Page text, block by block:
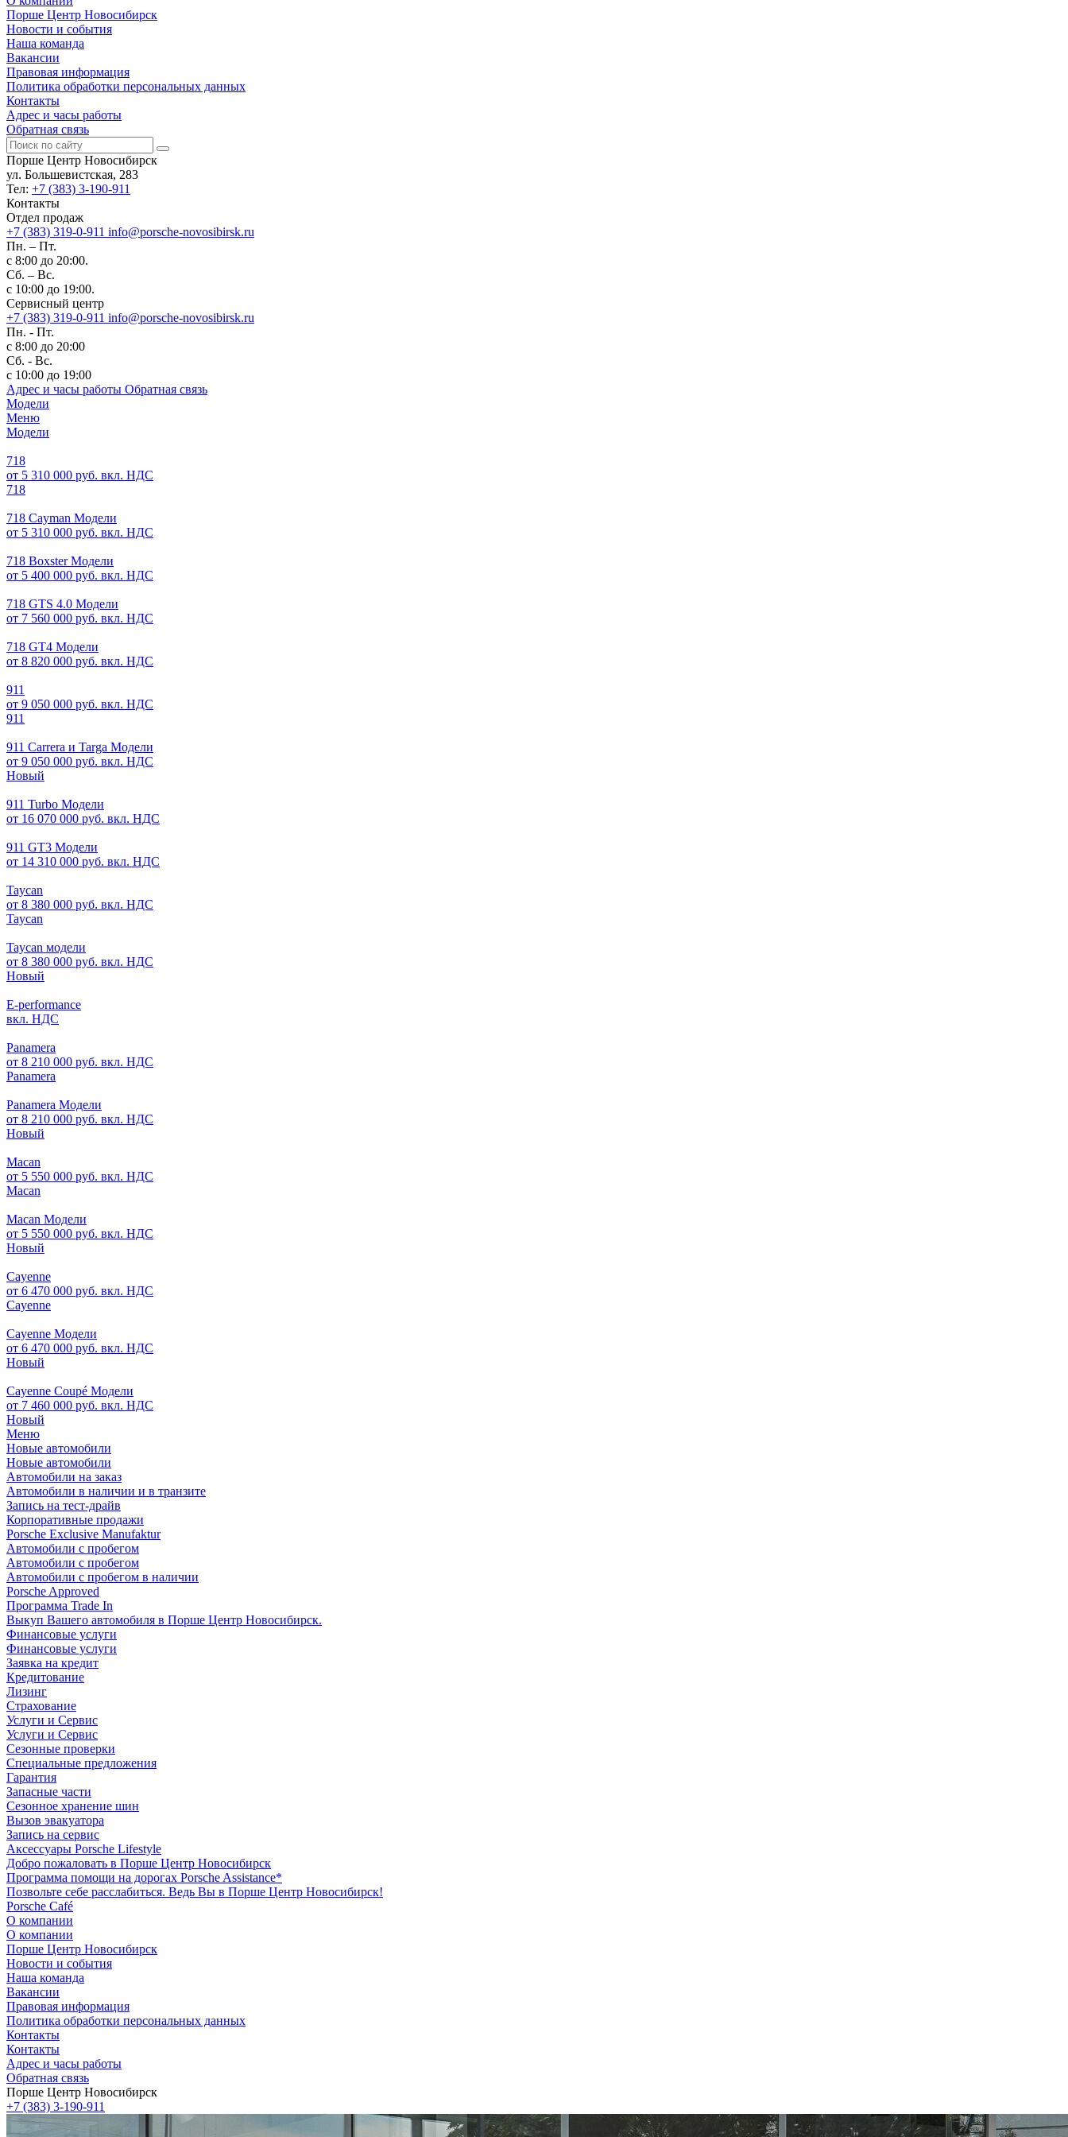
Порше Центр Новосибирск
Новости и события
Наша команда
Вакансии
Правовая информация
Политика обработки персональных данных
Контакты
Адрес и часы работы
Обратная связь
Порше Центр Новосибирск
ул. Большевистская, 283
Тел: +7 (383) 3-190-911
Контакты
Отдел продаж
+7 (383) 319-0-911 info@porsche-novosibirsk.ru
Пн. – Пт.
с 8:00 до 20:00.
Сб. – Вс.
с 10:00 до 19:00.
Сервисный центр
+7 (383) 319-0-911 info@porsche-novosibirsk.ru
Пн. - Пт.
с 8:00 до 20:00
Сб. - Вс.
с 10:00 до 19:00
Адрес и часы работы Обратная связь
Модели
Меню
Модели
718
от 5 310 000 руб. вкл. НДС
718
718 Cayman Модели
от 5 310 000 руб. вкл. НДС
718 Boxster Модели
от 5 400 000 руб. вкл. НДС
718 GTS 4.0 Модели
от 7 560 000 руб. вкл. НДС
718 GT4 Модели
от 8 820 000 руб. вкл. НДС
911
от 9 050 000 руб. вкл. НДС
911
911 Carrera и Targa Модели
от 9 050 000 руб. вкл. НДС
Новый
911 Turbo Модели
от 16 070 000 руб. вкл. НДС
911 GT3 Модели
от 14 310 000 руб. вкл. НДС
Taycan
от 8 380 000 руб. вкл. НДС
Taycan
Taycan модели
от 8 380 000 руб. вкл. НДС
Новый
E-performance
вкл. НДС
Panamera
от 8 210 000 руб. вкл. НДС
Panamera
Panamera Модели
от 8 210 000 руб. вкл. НДС
Новый
Macan
от 5 550 000 руб. вкл. НДС
Macan
Macan Модели
от 5 550 000 руб. вкл. НДС
Новый
Cayenne
от 6 470 000 руб. вкл. НДС
Cayenne
Cayenne Модели
от 6 470 000 руб. вкл. НДС
Новый
Cayenne Coupé Модели
от 7 460 000 руб. вкл. НДС
Новый
Меню
Новые автомобили
Новые автомобили
Автомобили на заказ
Автомобили в наличии и в транзите
Запись на тест-драйв
Корпоративные продажи
Porsche Exclusive Manufaktur
Автомобили с пробегом
Автомобили с пробегом
Автомобили с пробегом в наличии
Porsche Approved
Программа Trade In
Выкуп Вашего автомобиля в Порше Центр Новосибирск.
Финансовые услуги
Финансовые услуги
Заявка на кредит
Кредитование
Лизинг
Страхование
Услуги и Сервис
Услуги и Сервис
Сезонные проверки
Специальные предложения
Гарантия
Запасные части
Сезонное хранение шин
Вызов эвакуатора
Запись на сервис
Аксессуары Porsche Lifestyle
Добро пожаловать в Порше Центр Новосибирск
Программа помощи на дорогах Porsche Assistance*
Позвольте себе расслабиться. Ведь Вы в Порше Центр Новосибирск!
Porsche Café
О компании
О компании
Порше Центр Новосибирск
Новости и события
Наша команда
Вакансии
Правовая информация
Политика обработки персональных данных
Контакты
Контакты
Адрес и часы работы
Обратная связь
Порше Центр Новосибирск
+7 (383) 3-190-911